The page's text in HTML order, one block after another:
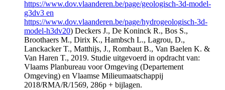
https://www.dov.vlaanderen.be/page/geologisch-3d-model-
g3dv3 en
https://www.dov.vlaanderen.be/page/hydrogeologisch-3d-
model-h3dv20) Deckers J., De Koninck R., Bos S.,
Broothaers M., Dirix K., Hambsch L., Lagrou, D.,
Lanckacker T., Matthijs, J., Rombaut B., Van Baelen K. &
Van Haren T., 2019. Studie uitgevoerd in opdracht van:
Vlaams Planbureau voor Omgeving (Departement
Omgeving) en Vlaamse Milieumaatschappij
2018/RMA/R/1569, 286p + bijlagen.